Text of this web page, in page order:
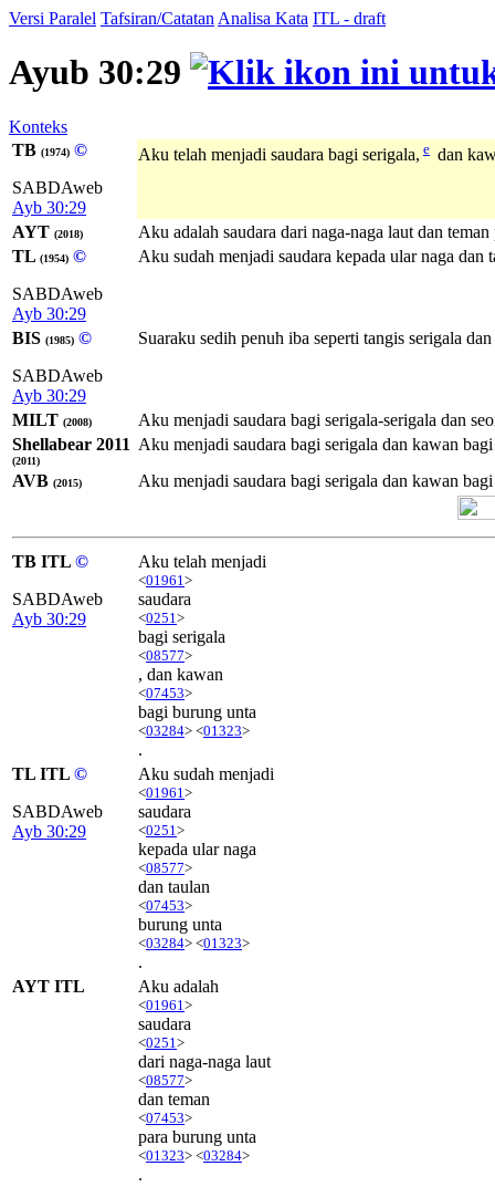
Versi Paralel Tafsiran/Catatan Analisa Kata ITL - draft
Ayub 30:29
Konteks
TB (1974) ©
SABDAweb
Ayb 30:29
Aku telah menjadi saudara bagi serigala, e dan
AYT (2018)
Aku adalah saudara dari naga-naga laut dan
TL (1954) ©
SABDAweb
Ayb 30:29
Aku sudah menjadi saudara kepada ular naga dan
BIS (1985) ©
SABDAweb
Ayb 30:29
Suaraku sedih penuh iba seperti tangis serigala
MILT (2008)
Aku menjadi saudara bagi serigala-serigala dan
Shellabear 2011
(2011)
Aku menjadi saudara bagi serigala dan kawan
AVB (2015) Aku menjadi saudara bagi serigala dan kawan
TB ITL ©
SABDAweb
Ayb 30:29
Aku telah menjadi
<01961 >
saudara
<0251 >
bagi serigala
<08577>
, dan kawan
<07453>
bagi burung unta
<03284> <01323>
.
TL ITL ©
SABDAweb
Ayb 30:29
Aku sudah menjadi
<01961 >
saudara
<0251 >
kepada ular naga
<08577>
dan taulan
<07453>
burung unta
<03284> <01323>
.
AYT ITL
Aku adalah
<01961 >
saudara
<0251 >
dari naga-naga laut
<08577>
dan teman
<07453>
para burung unta
<01323> <03284>
.